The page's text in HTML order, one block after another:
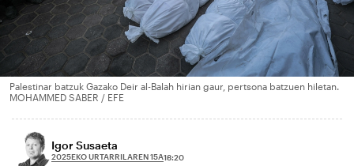
Palestinar batzuk Gazako Deir al-Balah hirian gaur, pertsona batzuen hiletan.
MOHAMMED SABER / EFE
Igor Susaeta
2025EKO URTARRILAREN 15A18:20